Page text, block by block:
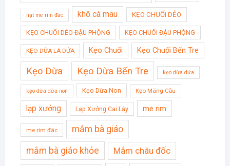
hạt me rim đác khô cà mau KẸO CHUỐI DẺO
KẸO CHUỐI DẺO ĐẬU PHỘNG KẸO CHUỐI ĐẬU PHỘNG
KẸO DỪA LÁ DỨA Kẹo Chuối Kẹo Chuối Bến Tre
Kẹo Dừa Kẹo Dừa Bến Tre kẹo dừa dứa
kẹo dừa dứa non Kẹo Dừa Non Kẹo Mãng Cầu
lạp xưởng Lạp Xưởng Cai Lậy me rim
me rim đác mắm bà giáo
mắm bà giáo khỏe Mắm châu đốc